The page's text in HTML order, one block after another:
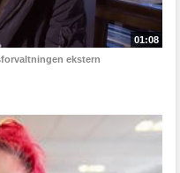
01:08
ekstern